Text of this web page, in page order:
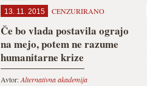
13. 11. 2015 CENZURIRANO
Če bo vlada postavila ograjo
na mejo, potem ne razume
humanitarne krize
Avtor:Alternativna akademija